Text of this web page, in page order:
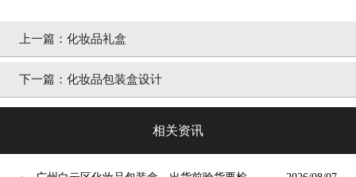
上一篇： 化妆品礼盒
下一篇： 化妆品包装盒设计
相关资讯